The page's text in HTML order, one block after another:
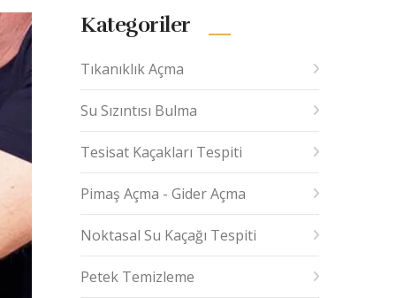
Kategoriler
Tıkanıklık Açma
Su Sızıntısı Bulma
Tesisat Kaçakları Tespiti
Pimaş Açma - Gider Açma
Noktasal Su Kaçağı Tespiti
Petek Temizleme